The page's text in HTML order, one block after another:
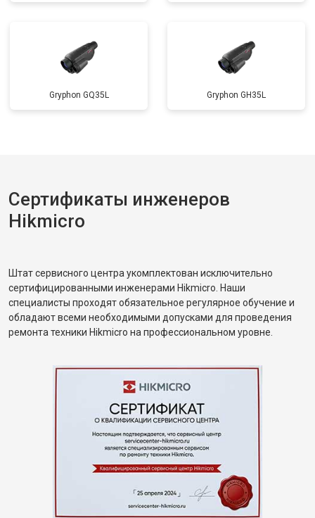
Gryphon GQ35L Gryphon GH35L
Сертификаты инженеров
Hikmicro
Штат сервисного центра укомплектован исключительно
сертифицированными инженерами Hikmicro. Наши
специалисты проходят обязательное регулярное обучение и
обладают всеми необходимыми допусками для проведения
ремонта техники Hikmicro на профессиональном уровне.